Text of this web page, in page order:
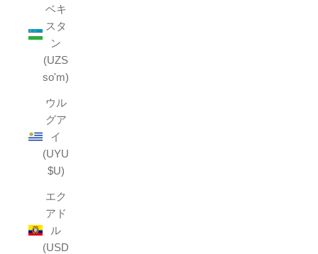
ベキ
スタ
ン
(UZS
so'm)
ウル
グア
イ
(UYU
$U)
エク
アド
ル
(USD